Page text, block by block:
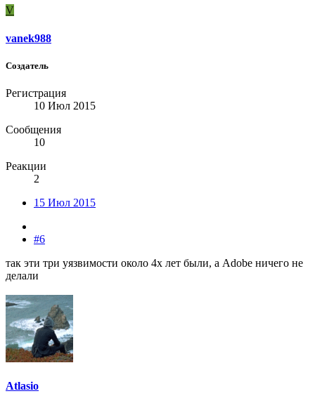
V
vanek988
Создатель
Регистрация
10 Июл 2015
Сообщения
10
Реакции
2
15 Июл 2015
#6
так эти три уязвимости около 4х лет были, а Adobe ничего не
делали
Atlasio